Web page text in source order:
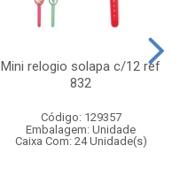
Mini relogio solapa c/12 ref
832
Código: 129357
Embalagem: Unidade
Caixa Com: 24 Unidade(s)